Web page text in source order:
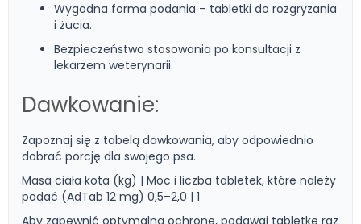
Wygodna forma podania – tabletki do rozgryzania
i żucia.
Bezpieczeństwo stosowania po konsultacji z
lekarzem weterynarii.
Dawkowanie:
Zapoznaj się z tabelą dawkowania, aby odpowiednio
dobrać porcję dla swojego psa.
Masa ciała kota (kg) | Moc i liczba tabletek, które należy
podać (AdTab 12 mg) 0,5–2,0 | 1